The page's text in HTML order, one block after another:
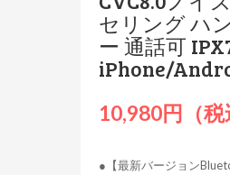
セリング ハ
ー 通話可
iPhone/
10,980円（税
●【最新バージョン